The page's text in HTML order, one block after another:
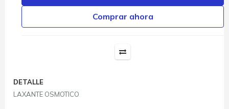
Comprar ahora
DETALLE
LAXANTE OSMOTICO